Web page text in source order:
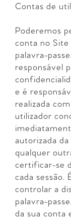
Contas de
Poderemos
conta no
palavra-
responsável
e é
realizada
utilizador
autorizada
qualquer
certificar-se
cada sessão.
controlar a
palavra-
da sua conta